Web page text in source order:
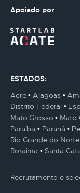
Apoiado por
ESTADOS:
Acre
Alagoas
Distrito Federal
Mato Grosso
Mato
Paraíba
Paraná
Rio Grande do Norte
Roraima
Santa
Recrutamento e